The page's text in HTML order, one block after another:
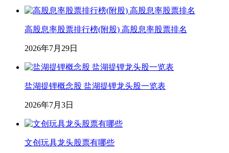
高股息率股票排行榜(附股) 高股息率股票排名
2026年7月29日
盐湖提锂概念股 盐湖提锂龙头股一览表
2026年7月3日
文创玩具龙头股票有哪些